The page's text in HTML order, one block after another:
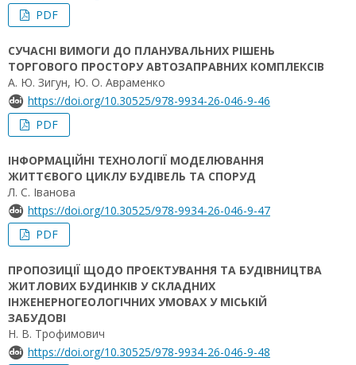
PDF
СУЧАСНІ ВИМОГИ ДО ПЛАНУВАЛЬНИХ РІШЕНЬ
ТОРГОВОГО ПРОСТОРУ АВТОЗАПРАВНИХ КОМПЛЕКСІВ
А. Ю. Зигун, Ю. О. Авраменко
https://doi.org/10.30525/978-9934-26-046-9-46
PDF
ІНФОРМАЦІЙНІ ТЕХНОЛОГІЇ МОДЕЛЮВАННЯ
ЖИТТЄВОГО ЦИКЛУ БУДІВЕЛЬ ТА СПОРУД
Л. С. Іванова
https://doi.org/10.30525/978-9934-26-046-9-47
PDF
ПРОПОЗИЦІЇ ЩОДО ПРОЕКТУВАННЯ ТА БУДІВНИЦТВА
ЖИТЛОВИХ БУДИНКІВ У СКЛАДНИХ
ІНЖЕНЕРНОГЕОЛОГІЧНИХ УМОВАХ У МІСЬКІЙ
ЗАБУДОВІ
Н. В. Трофимович
https://doi.org/10.30525/978-9934-26-046-9-48